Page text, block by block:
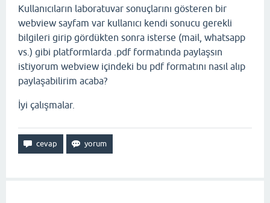
Kullanıcıların laboratuvar sonuçlarını gösteren bir
webview sayfam var kullanıcı kendi sonucu gerekli
bilgileri girip gördükten sonra isterse (mail, whatsapp
vs.) gibi platformlarda .pdf formatında paylaşsın
istiyorum webview içindeki bu pdf formatını nasıl alıp
paylaşabilirim acaba?
İyi çalışmalar.